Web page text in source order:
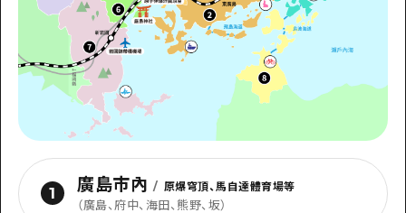
1 廣島市內 / 原爆穹頂、馬自達體育場等
（廣島、府中、海田、熊野、坂）